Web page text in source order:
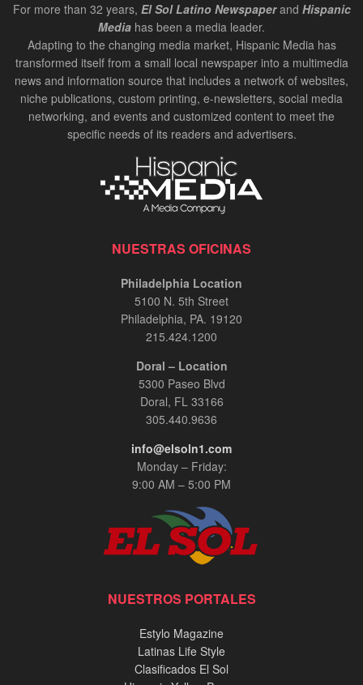
For more than 32 years, El Sol Latino Newspaperand Hispanic
Media has been a media leader.
Adapting to the changing media market, Hispanic Media has
transformed itself from a small local newspaper into a multimedia
news and information source that includes a network of websites,
niche publications, custom printing, e-newsletters, social media
networking, and events and customized content to meet the
specific needs of its readers and advertisers.
NUESTRAS OFICINAS
Philadelphia Location
5100 N. 5th Street
Philadelphia, PA. 19120
215.424.1200
Doral – Location
5300 Paseo Blvd
Doral, FL 33166
305.440.9636
info@elsoln1.com
Monday – Friday:
9:00 AM – 5:00 PM
NUESTROS PORTALES
Estylo Magazine
Latinas Life Style
Clasificados El Sol